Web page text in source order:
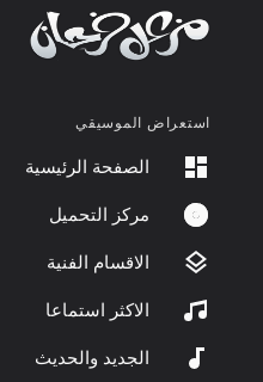
استعراض الموسيقي
الصفحة الرئيسية
مركز التحميل
الاقسام الفنية
الاكثر استماعا
الجديد والحديث